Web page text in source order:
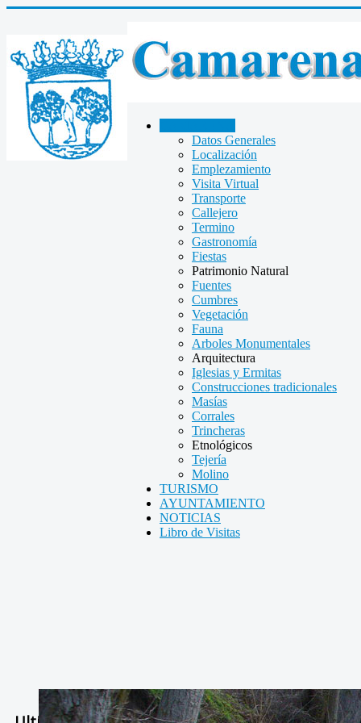
Datos Generales
Localización
Emplezamiento
Visita Virtual
Transporte
Callejero
Termino
Gastronomía
Fiestas
Patrimonio Natural
Fuentes
Cumbres
Vegetación
Fauna
Arboles Monumentales
Arquitectura
Iglesias y Ermitas
Construcciones tradicionales
Masías
Corrales
Trincheras
Etnológicos
Tejería
Molino
TURISMO
AYUNTAMIENTO
NOTICIAS
Libro de Visitas